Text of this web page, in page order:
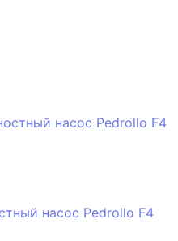
насос Pedrollo F4